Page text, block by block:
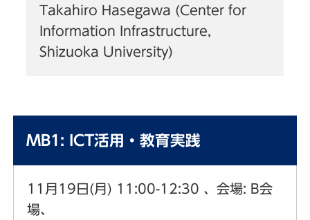
Takahiro Hasegawa (Center for
Information Infrastructure,
Shizuoka University)
MB1: ICT活用・教育実践
11月19日(月) 11:00-12:30 、会場: B会
場、